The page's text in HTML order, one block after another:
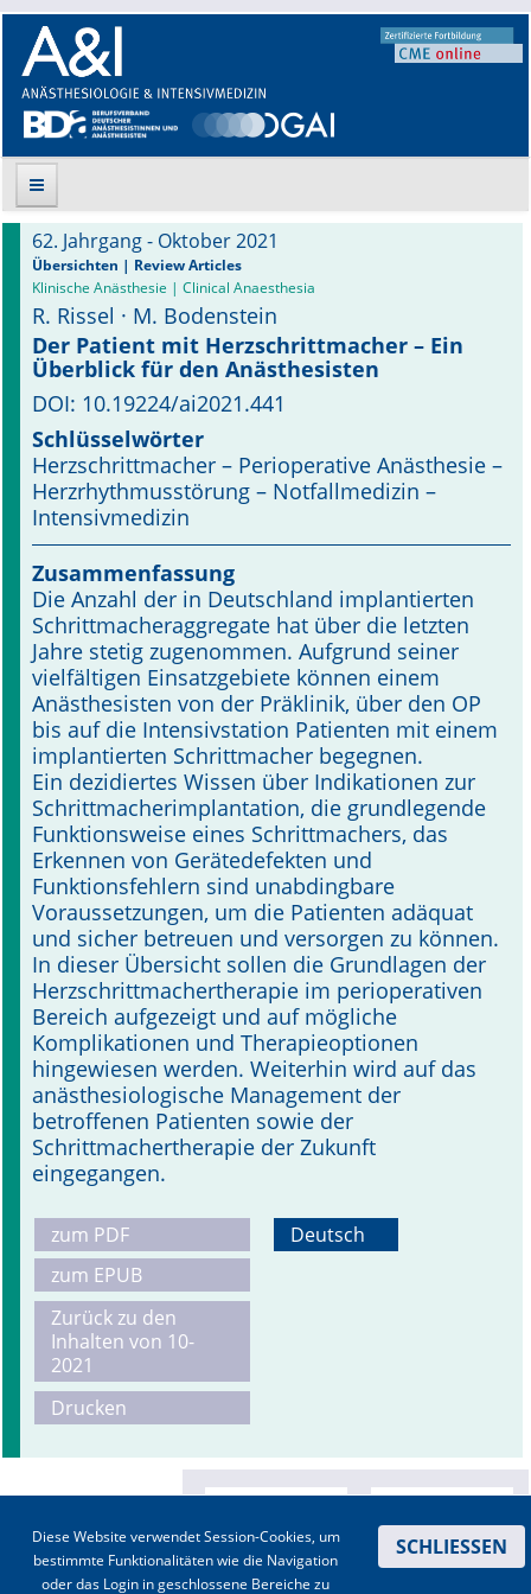
Suche
Aktuelle Ausgabe
Leitlinien
Supplements
Supplements OrphanAnesthesia
Online First
A&I English
Mediadaten
Autoren-Service
Bestell-Service
Stellenmarkt
Kongresskalender
62. Jahrgang - Oktober 2021
Übersichten | Review Articles
Klinische Anästhesie | Clinical Anaesthesia
R. Rissel · M. Bodenstein
Der Patient mit Herzschrittmacher – Ein
Überblick für den Anästhesisten
DOI: 10.19224/ai2021.441
Schlüsselwörter
Herzschrittmacher – Perioperative Anästhesie –
Herzrhythmusstörung – Notfallmedizin –
Intensivmedizin
Zusammenfassung
Die Anzahl der in Deutschland implantierten
Schrittmacheraggregate hat über die letzten
Jahre stetig zugenommen. Aufgrund seiner
vielfältigen Einsatzge­biete können einem
Anästhesisten von der Präklinik, über den OP
bis auf die Intensivstation Patienten mit einem
im­plantierten Schrittmacher begegnen.
Ein dezidiertes Wissen über Indikationen zur
Schrittmacherimplantation, die grundlegende
Funktionsweise eines Schrittmachers, das
Erkennen von Gerätedefekten und
Funktionsfehlern sind unabdingbare
Voraussetzungen, um die Patienten adäquat
und sicher betreuen und versorgen zu können.
In dieser Übersicht sollen die Grundlagen der
Herzschrittmacher­therapie im perioperativen
Bereich aufgezeigt und auf mögliche
Komplikatio­nen und Therapieoptionen
hingewiesen werden. Weiterhin wird auf das
anästhesiologische Management der
betroffenen Patienten sowie der
Schrittmachertherapie der Zukunft
eingegangen.
zum PDF
zum EPUB
Zurück zu den
Inhalten von 10-
2021
Drucken
Deutsch
Diese Website verwendet Session-Cookies, um
bestimmte Funktionalitäten wie die Navigation
oder das Login in geschlossene Bereiche zu
SCHLIESSEN